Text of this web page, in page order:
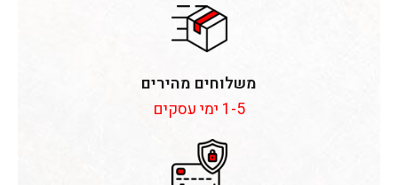
משלוחים מהירים
1-5 ימי עסקים